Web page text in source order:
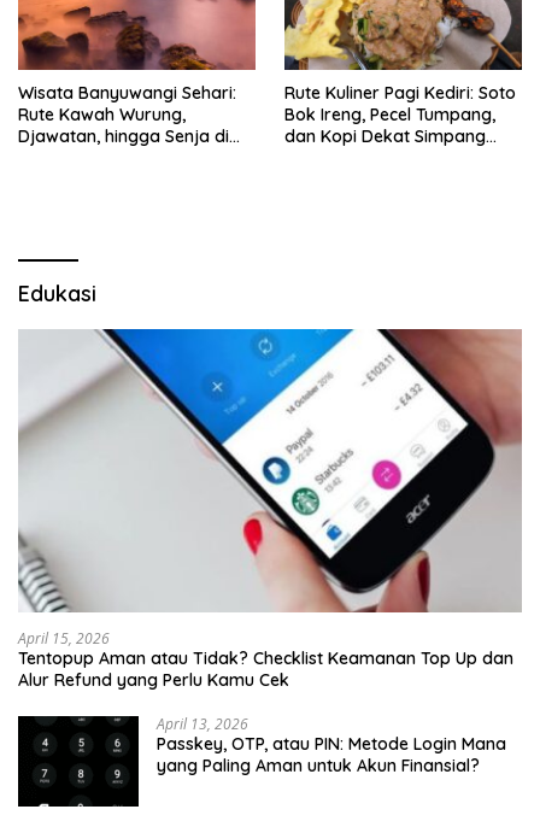
Wisata Banyuwangi Sehari:
Rute Kawah Wurung,
Djawatan, hingga Senja di
Rute Kuliner Pagi Kediri: Soto
Bok Ireng, Pecel Tumpang,
dan Kopi Dekat Simpang
Edukasi
April 15, 2026
Tentopup Aman atau Tidak? Checklist Keamanan Top Up dan
Alur Refund yang Perlu Kamu Cek
April 13, 2026
Passkey, OTP, atau PIN: Metode Login Mana
yang Paling Aman untuk Akun Finansial?